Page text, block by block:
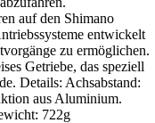
auf den Shimano
entwickelt
zu ermöglichen.
Getriebe, das speziell
Details: Achsabstand:
aus Aluminium.
722g